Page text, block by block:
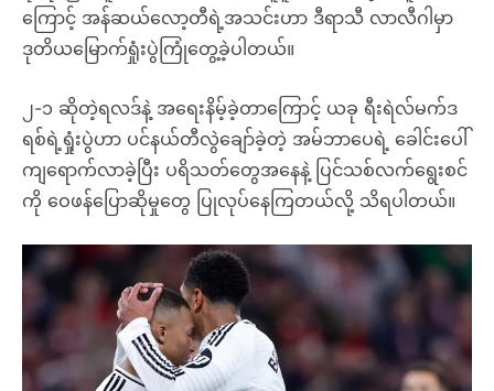
ကြောင့် အန်ဆယ်လော့တီရဲ့အသင်းဟာ ဒီရာသီ လာလီဂါမှာ
ဒုတိယမြောက်ရှုံးပွဲကြုံတွေ့ခဲ့ပါတယ်။
၂-၁ ဆိုတဲ့ရလဒ်နဲ့ အရေးနိမ့်ခဲ့တာကြောင့် ယခု ရီးရဲလ်မက်ဒ
ရစ်ရဲ့ရှုံးပွဲဟာ ပင်နယ်တီလွဲချော်ခဲ့တဲ့ အမ်ဘာပေရဲ့ ခေါင်းပေါ်
ကျရောက်လာခဲ့ပြီး ပရိသတ်တွေအနေနဲ့ ပြင်သစ်လက်ရွေးစင်
ကို ဝေဖန်ပြောဆိုမှုတွေ ပြုလုပ်နေကြတယ်လို့ သိရပါတယ်။